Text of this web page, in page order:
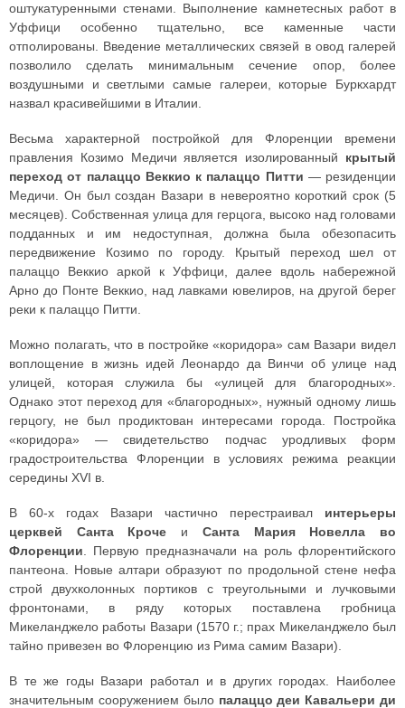
оштукатуренными стенами. Выполнение камнетесных работ в
Уффици особенно тщательно, все каменные части
отполированы. Введение металлических связей в овод галерей
позволило сделать минимальным сечение опор, более
воздушными и светлыми самые галереи, которые Буркхардт
назвал красивейшими в Италии.
Весьма характерной постройкой для Флоренции времени
правления Козимо Медичи является изолированный крытый
переход от палаццо Веккио к палаццо Питти — резиденции
Медичи. Он был создан Вазари в невероятно короткий срок (5
месяцев). Собственная улица для герцога, высоко над головами
подданных и им недоступная, должна была обезопасить
передвижение Козимо по городу. Крытый переход шел от
палаццо Веккио аркой к Уффици, далее вдоль набережной
Арно до Понте Веккио, над лавками ювелиров, на другой берег
реки к палаццо Питти.
Можно полагать, что в постройке «коридора» сам Вазари видел
воплощение в жизнь идей Леонардо да Винчи об улице над
улицей, которая служила бы «улицей для благородных».
Однако этот переход для «благородных», нужный одному лишь
герцогу, не был продиктован интересами города. Постройка
«коридора» — свидетельство подчас уродливых форм
градостроительства Флоренции в условиях режима реакции
середины XVI в.
В 60-х годах Вазари частично перестраивал интерьеры
церквей Санта Кроче и Санта Мария Новелла во
Флоренции . Первую предназначали на роль флорентийского
пантеона. Новые алтари образуют по продольной стене нефа
строй двухколонных портиков с треугольными и лучковыми
фронтонами, в ряду которых поставлена гробница
Микеланджело работы Вазари (1570 г.; прах Микеланджело был
тайно привезен во Флоренцию из Рима самим Вазари).
В те же годы Вазари работал и в других городах. Наиболее
значительным сооружением было палаццо деи Кавальери ди